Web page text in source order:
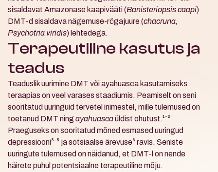
sisaldavat Amazonase kaapivääti (Banisteriopsis caapi)
DMT-d sisaldava nägemuse-rögajuure (chacruna,
Psychotria viridis) lehtedega.
Terapeutiline kasutus ja
teadus
Teaduslik uurimine DMT või ayahuasca kasutamiseks
teraapias on veel varases staadiumis. Peamiselt on seni
sooritatud uuringuid tervetel inimestel, mille tulemused on
toetanud DMT ning ayahuasca üldist ohutust.¹⁻²
Praeguseks on sooritatud mõned esmased uuringud
depressiooni³⁻⁵ ja sotsiaalse ärevuse⁶ ravis. Seniste
uuringute tulemused on näidanud, et DMT-l on nende
häirete puhul potentsiaalne terapeutiline mõju.